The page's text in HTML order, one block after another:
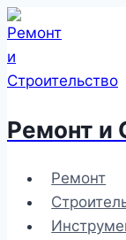
Перейти
к
содержимому
Ремонт и
Ремонт